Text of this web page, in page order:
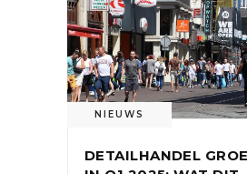
NIEUWS
DETAILHANDEL